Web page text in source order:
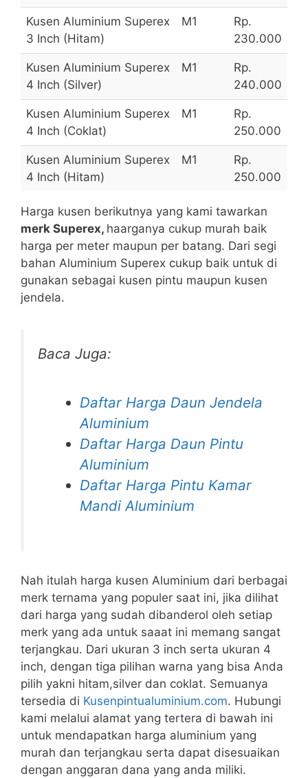
Kusen Aluminium Superex
3 Inch (Hitam)
M1
Rp.
230.000
Kusen Aluminium Superex
4 Inch (Silver)
M1
Rp.
240.000
Kusen Aluminium Superex
4 Inch (Coklat)
M1
Rp.
250.000
Kusen Aluminium Superex
4 Inch (Hitam)
M1
Rp.
250.000
Harga kusen berikutnya yang kami tawarkan
merk Superex, haarganya cukup murah baik
harga per meter maupun per batang. Dari segi
bahan Aluminium Superex cukup baik untuk di
gunakan sebagai kusen pintu maupun kusen
jendela.
Baca Juga:
Daftar Harga Daun Jendela
Aluminium
Daftar Harga Daun Pintu
Aluminium
Daftar Harga Pintu Kamar
Mandi Aluminium
Nah itulah harga kusen Aluminium dari berbagai
merk ternama yang populer saat ini, jika dilihat
dari harga yang sudah dibanderol oleh setiap
merk yang ada untuk saaat ini memang sangat
terjangkau. Dari ukuran 3 inch serta ukuran 4
inch, dengan tiga pilihan warna yang bisa Anda
pilih yakni hitam,silver dan coklat. Semuanya
tersedia di Kusenpintualuminium.com. Hubungi
kami melalui alamat yang tertera di bawah ini
untuk mendapatkan harga aluminium yang
murah dan terjangkau serta dapat disesuaikan
dengan anggaran dana yang anda miliki.